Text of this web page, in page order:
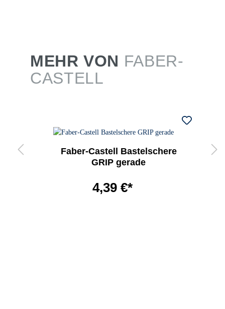
MEHR VON FABER-
CASTELL
Faber-Castell Bastelschere
GRIP gerade
4,39 €*